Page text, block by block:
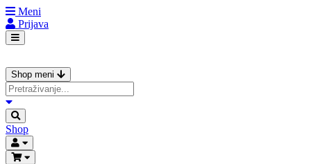
Meni
Prijava
Shop meni
Shop